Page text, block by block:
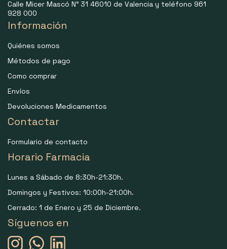
Calle Micer Mascó N° 31 46010 de Valencia y teléfono 961
928 000
Información
Quiénes somos
Métodos de pago
Como comprar
Envíos
Devoluciones Medicamentos
Contactar
Formulario de contacto
Horario Farmacia
Lunes a Sábado de 8:30h-21:30h.
Domingos y Festivos: 10:00h-21:00h.
Cerrado: 1 de Enero y 25 de Diciembre.
Síguenos en